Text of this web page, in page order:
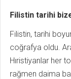
Filistin tarihi
Filistin, tarihi
coğrafya oldu.
Hıristiyanlar her
rağmen daima